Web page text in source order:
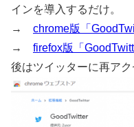
インを導入するだけ。
→ chrome版「
→ firefox版「
後はツイッターに再ア